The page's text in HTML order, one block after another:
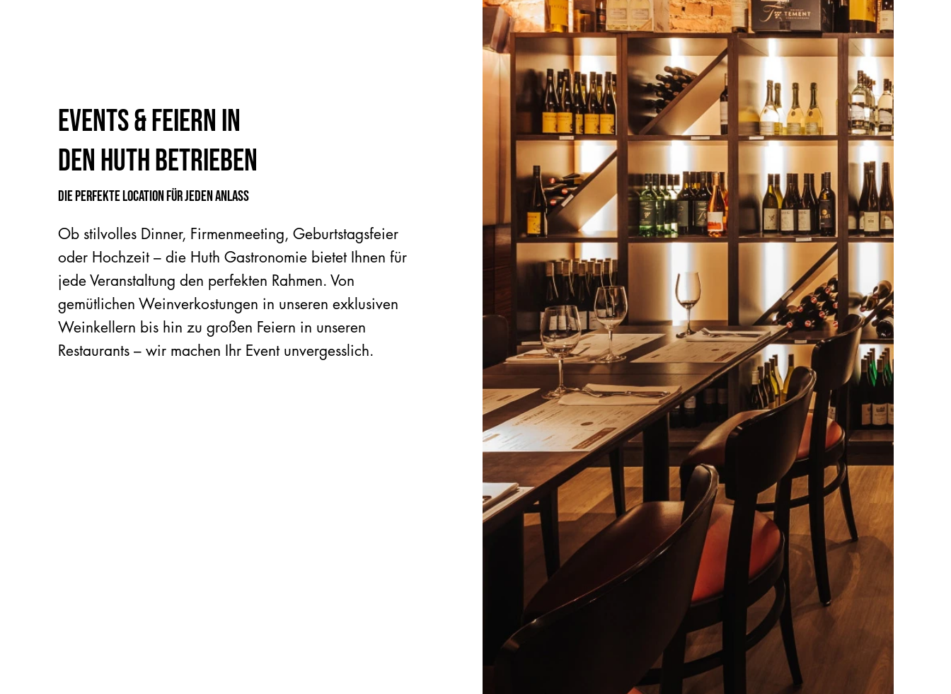
Events & Feiern in
den Huth Betrieben
Die perfekte Location für jeden Anlass
Ob stilvolles Dinner, Firmenmeeting, Geburtstagsfeier
oder Hochzeit – die Huth Gastronomie bietet Ihnen für
jede Veranstaltung den perfekten Rahmen. Von
gemütlichen Weinverkostungen in unseren exklusiven
Weinkellern bis hin zu großen Feiern in unseren
Restaurants – wir machen Ihr Event unvergesslich.